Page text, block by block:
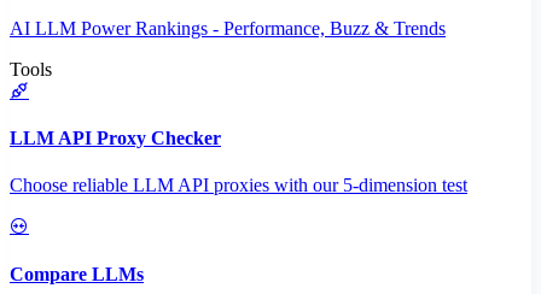
AI LLM Power Rankings - Performance, Buzz & Trends
Tools
LLM API Proxy Checker
Choose reliable LLM API proxies with our 5-dimension test
Compare LLMs